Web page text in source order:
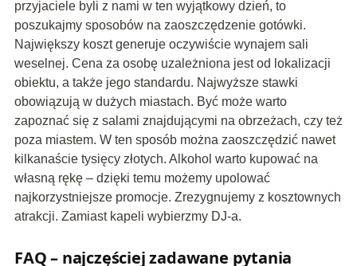
przyjaciele byli z nami w ten wyjątkowy dzień, to
poszukajmy sposobów na zaoszczędzenie gotówki.
Największy koszt generuje oczywiście wynajem sali
weselnej. Cena za osobę uzależniona jest od lokalizacji
obiektu, a także jego standardu. Najwyższe stawki
obowiązują w dużych miastach. Być może warto
zapoznać się z salami znajdującymi na obrzeżach, czy też
poza miastem. W ten sposób można zaoszczędzić nawet
kilkanaście tysięcy złotych. Alkohol warto kupować na
własną rękę – dzięki temu możemy upolować
najkorzystniejsze promocje. Zrezygnujemy z kosztownych
atrakcji. Zamiast kapeli wybierzmy DJ-a.
FAQ – najczęściej zadawane pytania